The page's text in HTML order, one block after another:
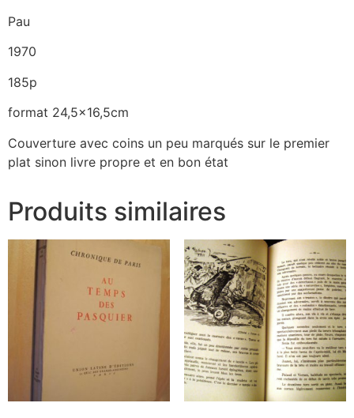
Pau
1970
185p
format 24,5×16,5cm
Couverture avec coins un peu marqués sur le premier
plat sinon livre propre et en bon état
Produits similaires